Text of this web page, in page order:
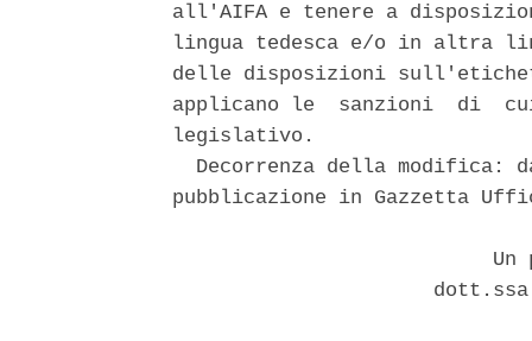
all'AIFA e tenere a
lingua tedesca e/o in altra
delle disposizioni
applicano le  sanzioni  di
legislativo.
Decorrenza della modifica:
pubblicazione in Gazzetta
Un